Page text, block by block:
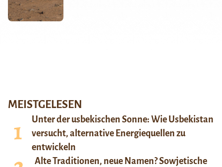
MEISTGELESEN
Unter der usbekischen Sonne: Wie Usbekistan
versucht, alternative Energiequellen zu
entwickeln
Alte Traditionen, neue Namen? Sowjetische